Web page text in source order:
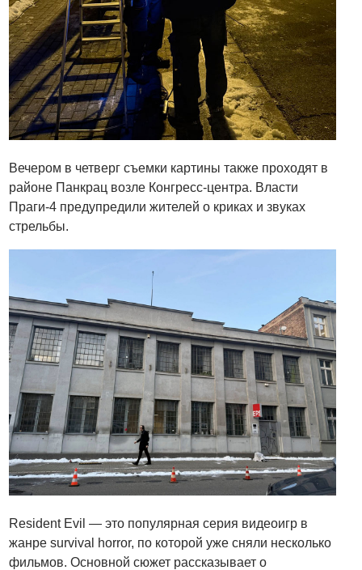
Вечером в четверг съемки картины также проходят в
районе Панкрац возле Конгресс-центра. Власти
Праги-4 предупредили жителей о криках и звуках
стрельбы.
Resident Evil — это популярная серия видеоигр в
жанре survival horror, по которой уже сняли несколько
фильмов. Основной сюжет рассказывает о